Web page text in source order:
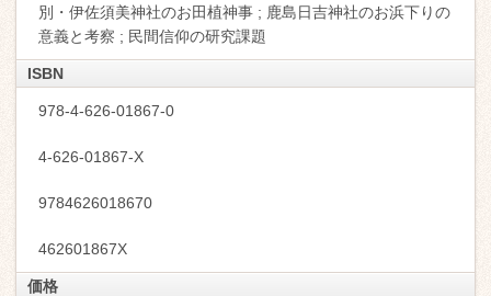
別・伊佐須美神社のお田植神事 ; 鹿島日吉神社のお浜下りの
意義と考察 ; 民間信仰の研究課題
ISBN
978-4-626-01867-0
4-626-01867-X
9784626018670
462601867X
価格